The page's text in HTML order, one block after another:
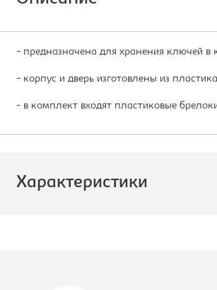
- предназначена для хранения ключей в
- корпус и дверь изготовлены из пластика
- в комплект входят пластиковые
Характеристики